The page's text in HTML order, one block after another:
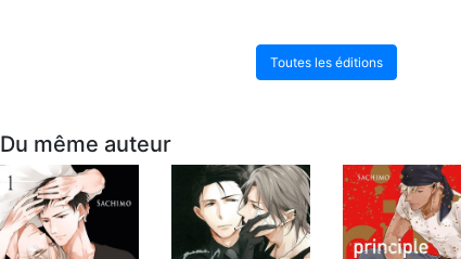
Toutes les éditions
Du même auteur